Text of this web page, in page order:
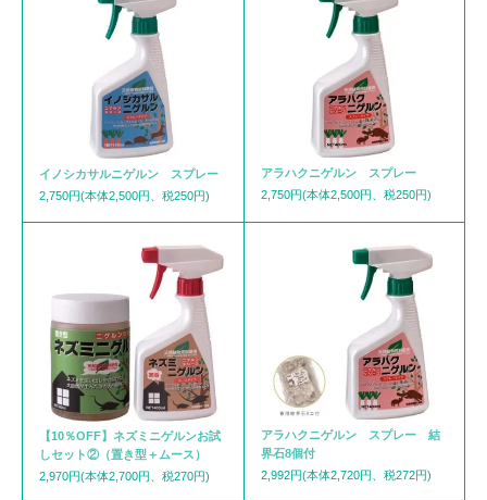
イノシカサルニゲルン スプレー
2,750円(本体2,500円、税250円)
アラハクニゲルン スプレー
2,750円(本体2,500円、税250円)
【10％OFF】ネズミニゲルンお試
しセット②（置き型＋ムース）
2,970円(本体2,700円、税270円)
アラハクニゲルン スプレー 結
界石8個付
2,992円(本体2,720円、税272円)